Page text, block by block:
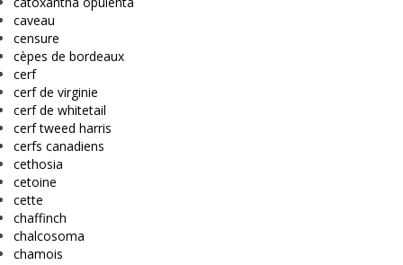
caveau
censure
cèpes de bordeaux
cerf
cerf de virginie
cerf de whitetail
cerf tweed harris
cerfs canadiens
cethosia
cetoine
cette
chaffinch
chalcosoma
chamois